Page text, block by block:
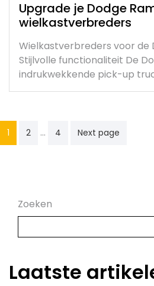
Upgrade je Dodge
wielkastverbreders
Wielkastverbreders voor de
Stijlvolle functionaliteit De
indrukwekkende pick-up
Posts
pagination
1 2 … 4 Next page
Zoeken
Laatste